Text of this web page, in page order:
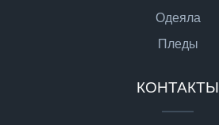
Одеяла
Пледы
КОНТАКТЫ